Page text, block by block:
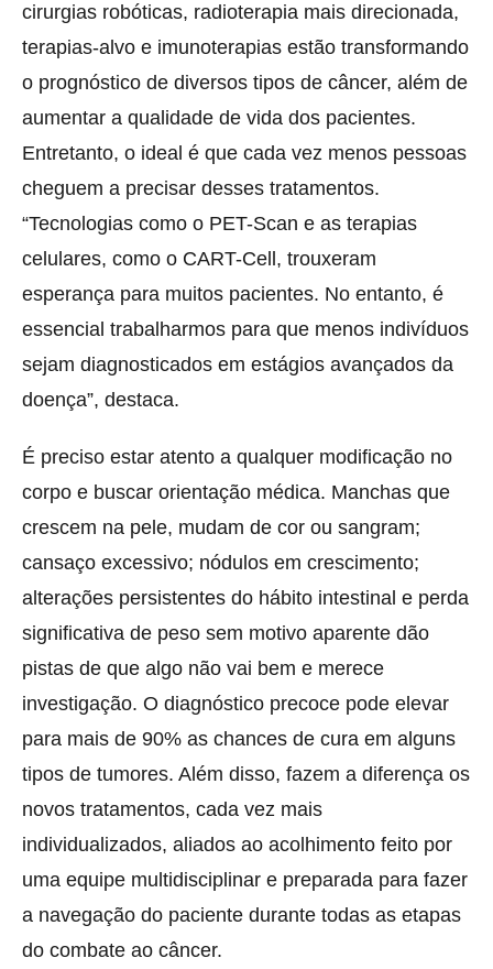
cirurgias robóticas, radioterapia mais direcionada,
terapias-alvo e imunoterapias estão transformando
o prognóstico de diversos tipos de câncer, além de
aumentar a qualidade de vida dos pacientes.
Entretanto, o ideal é que cada vez menos pessoas
cheguem a precisar desses tratamentos.
“Tecnologias como o PET-Scan e as terapias
celulares, como o CART-Cell, trouxeram
esperança para muitos pacientes. No entanto, é
essencial trabalharmos para que menos indivíduos
sejam diagnosticados em estágios avançados da
doença”, destaca.
É preciso estar atento a qualquer modificação no
corpo e buscar orientação médica. Manchas que
crescem na pele, mudam de cor ou sangram;
cansaço excessivo; nódulos em crescimento;
alterações persistentes do hábito intestinal e perda
significativa de peso sem motivo aparente dão
pistas de que algo não vai bem e merece
investigação. O diagnóstico precoce pode elevar
para mais de 90% as chances de cura em alguns
tipos de tumores. Além disso, fazem a diferença os
novos tratamentos, cada vez mais
individualizados, aliados ao acolhimento feito por
uma equipe multidisciplinar e preparada para fazer
a navegação do paciente durante todas as etapas
do combate ao câncer.